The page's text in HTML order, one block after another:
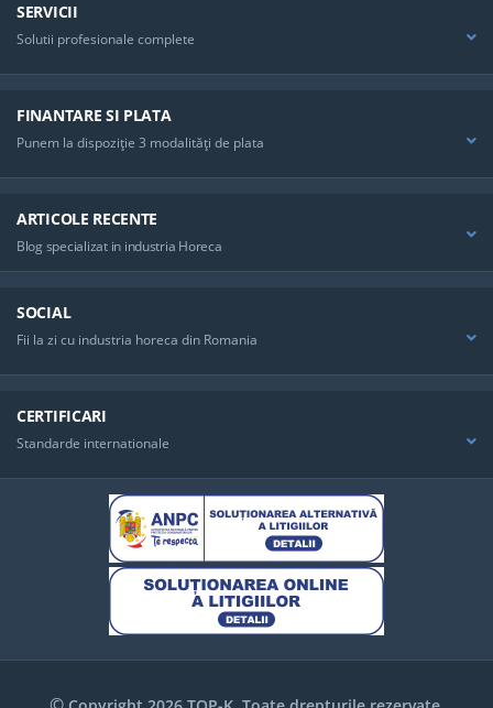
SERVICII
Solutii profesionale complete
FINANTARE SI PLATA
Punem la dispoziţie 3 modalităţi de plata
ARTICOLE RECENTE
Blog specializat in industria Horeca
SOCIAL
Fii la zi cu industria horeca din Romania
CERTIFICARI
Standarde internationale